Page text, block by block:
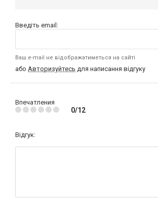
Введіть email:
Ваш e-mail не відображатиметься на сайті
або Авторизуйтесь для написання відгуку
Впечатления
0/12
Відгук: